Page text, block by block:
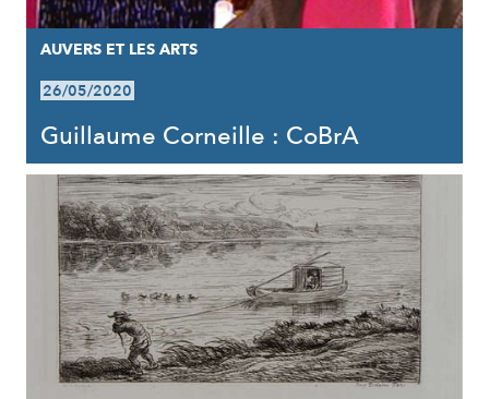
AUVERS ET LES ARTS
26/05/2020
Guillaume Corneille : CoBrA